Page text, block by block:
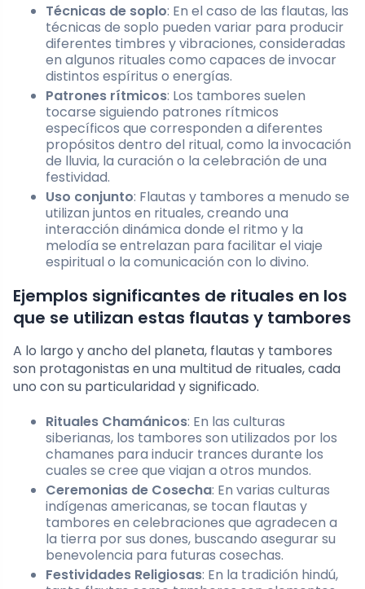
Técnicas de soplo: En el caso de las flautas, las
técnicas de soplo pueden variar para producir
diferentes timbres y vibraciones, consideradas
en algunos rituales como capaces de invocar
distintos espíritus o energías.
Patrones rítmicos: Los tambores suelen
tocarse siguiendo patrones rítmicos
específicos que corresponden a diferentes
propósitos dentro del ritual, como la invocación
de lluvia, la curación o la celebración de una
festividad.
Uso conjunto: Flautas y tambores a menudo se
utilizan juntos en rituales, creando una
interacción dinámica donde el ritmo y la
melodía se entrelazan para facilitar el viaje
espiritual o la comunicación con lo divino.
Ejemplos significantes de rituales en los
que se utilizan estas flautas y tambores
A lo largo y ancho del planeta, flautas y tambores
son protagonistas en una multitud de rituales, cada
uno con su particularidad y significado.
Rituales Chamánicos: En las culturas
siberianas, los tambores son utilizados por los
chamanes para inducir trances durante los
cuales se cree que viajan a otros mundos.
Ceremonias de Cosecha: En varias culturas
indígenas americanas, se tocan flautas y
tambores en celebraciones que agradecen a
la tierra por sus dones, buscando asegurar su
benevolencia para futuras cosechas.
Festividades Religiosas: En la tradición hindú,